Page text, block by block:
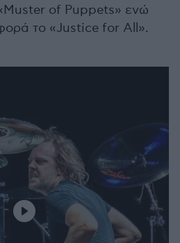
of Puppets» ενώ
το «Justice for All».